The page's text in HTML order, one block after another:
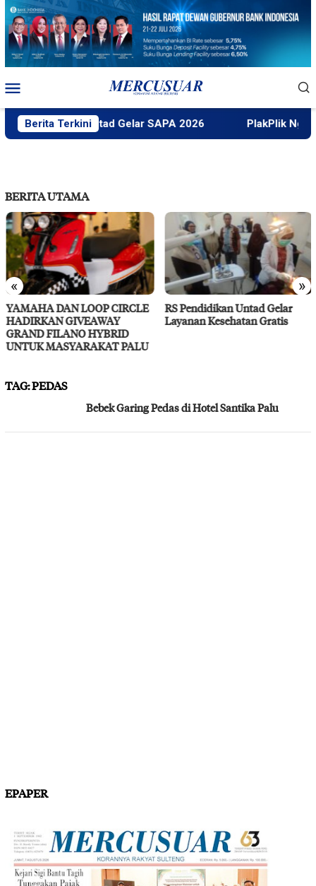
Loncat
konten
Mobile
Berita Terkini
Faktek Untad Gelar SAPA 2026 PlakPlik Ngataku
BERITA UTAMA
« »
YAMAHA DAN LOOP CIRCLE
HADIRKAN GIVEAWAY
GRAND FILANO HYBRID
UNTUK MASYARAKAT PALU
RS Pendidikan Untad Gelar
Layanan Kesehatan Gratis
TAG:PEDAS
Bebek Garing Pedas di Hotel Santika Palu
EPAPER